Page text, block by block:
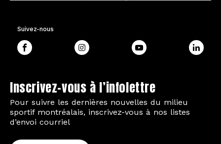
Suivez-nous
Inscrivez-vous à l’infolettre
Pour suivre les dernières nouvelles du milieu
sportif montréalais, inscrivez-vous à nos listes
d’envoi courriel